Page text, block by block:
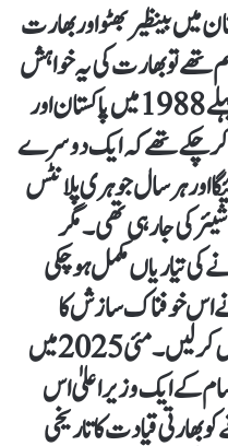
بینظیر بھٹو اور بھارت
تھے تو بھارت کی یہ خواہش
پھر سے انگڑائی لینے لگی۔ اس سے پہلے 1988 میں پاکستان اور
چکے تھے کہ ایک دوسرے
اور ہر سال جوہری پلانٹس
کی جارہی تھی۔ مگر
کی تیاریاں مکمل ہو چکی
اس خوفناک سازش کا
سراغ لگالیا اور تمام تفصیلات حاصل کرلیں۔ مئی 2025 میں
کے ایک وزیراعلیٰ اس
بھارتی قیادت کا تاریخی